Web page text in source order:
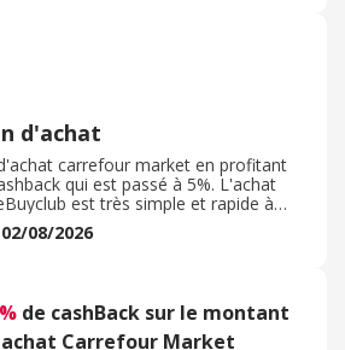
game de produits végé / vegan
Si seulement ils pouvaient
ce serait top !
d'achat
carrefour market en profitant
qui est passé à 5%. L'achat
est très simple et rapide à
et la cagnotte monte très
ces offres booster. En magasin,
sur le terminal de paiement. Le
plusieurs fois ce qui permet de
en cours dans les magasin en
08/2026
de cashBack sur le montant
Carrefour Market